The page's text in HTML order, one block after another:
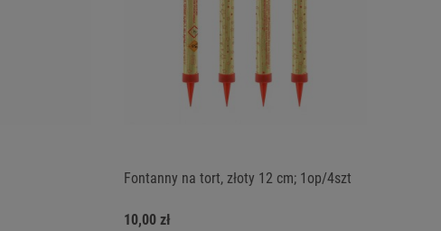
Fontanny na tort, złoty 12 cm; 1op/4szt
10,00 zł